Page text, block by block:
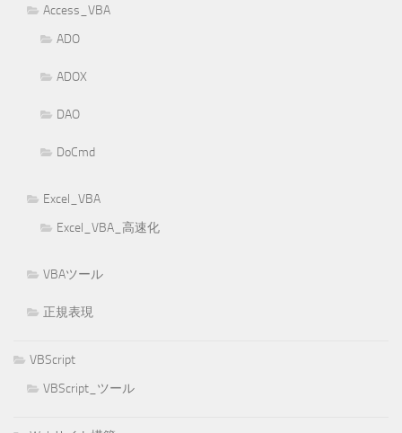
Access_VBA
ADO
ADOX
DAO
DoCmd
Excel_VBA
Excel_VBA_高速化
VBAツール
正規表現
VBScript
VBScript_ツール